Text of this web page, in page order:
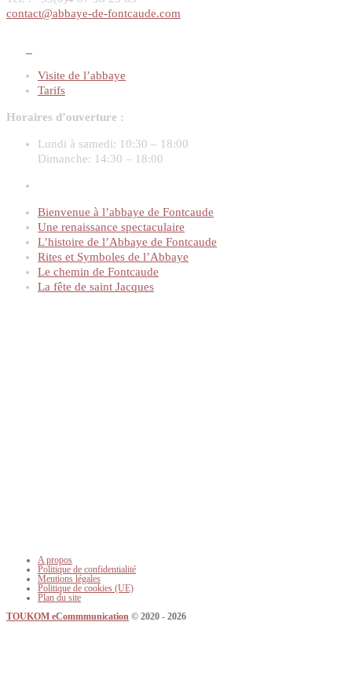
contact@abbaye-de-fontcaude.com
Visite de l’abbaye
Tarifs
Horaires d’ouverture :
Lundi à samedi: 10:30 – 18:00
Dimanche: 14:30 – 18:00
Bienvenue à l’abbaye de Fontcaude
Une renaissance spectaculaire
L’histoire de l’Abbaye de Fontcaude
Rites et Symboles de l’Abbaye
Le chemin de Fontcaude
La fête de saint Jacques
A propos
Politique de confidentialité
Mentions légales
Politique de cookies (UE)
Plan du site
TOUKOM eCommmunication © 2020 - 2026